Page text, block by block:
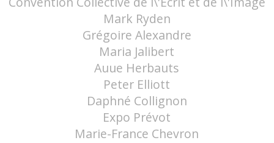
Mark Ryden
Grégoire Alexandre
Maria Jalibert
Auue Herbauts
Peter Elliott
Daphné Collignon
Expo Prévot
Marie-France Chevron